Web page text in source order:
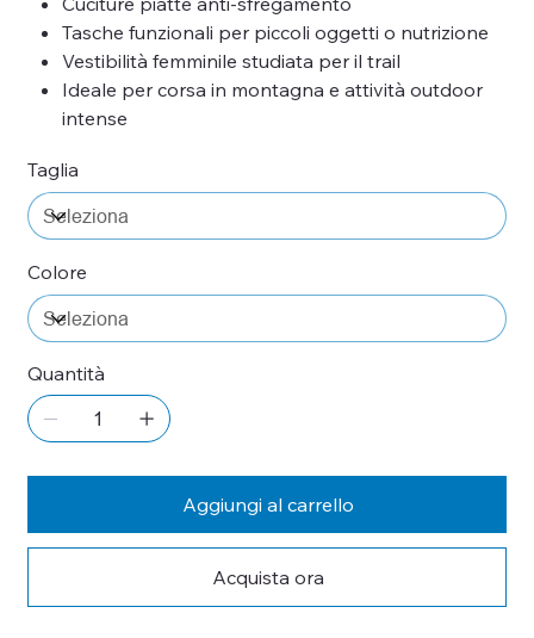
Tasche funzionali per piccoli oggetti o nutrizione
Vestibilità femminile studiata per il trail
Ideale per corsa in montagna e attività outdoor
intense
Taglia
Colore
Quantità
Aggiungi al carrello
Acquista ora